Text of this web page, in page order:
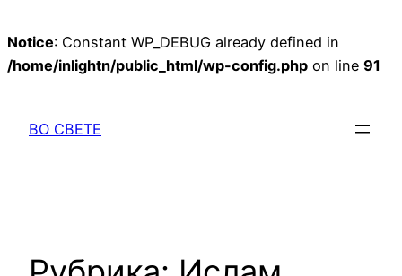
Notice: Constant WP_DEBUG already defined in
/home/inlightn/public_html/wp-config.php on line 91
содержимому
ВО СВЕТЕ